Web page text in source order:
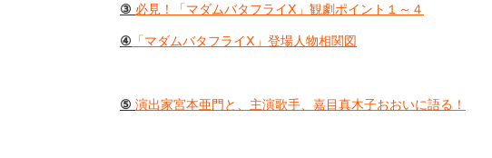
③ 必見！「マダムバタフライⅩ」観劇ポイント１～４
④ 「マダムバタフライⅩ」登場人物相関図
⑤ 演出家宮本亜門と、主演歌手、嘉目真木子おおいに語る！